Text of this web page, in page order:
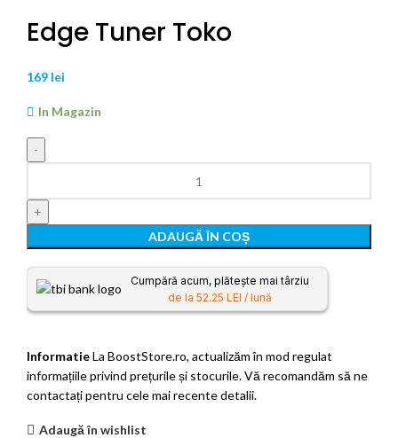
Edge Tuner Toko
169 lei
In Magazin
ADAUGĂ ÎN COȘ
Cumpără acum, plătește mai târziu
de la 52.25 LEI / lună
InformatieLa BoostStore.ro, actualizăm în mod regulat
informațiile privind prețurile și stocurile. Vă recomandăm să ne
contactați pentru cele mai recente detalii.
Adaugă în wishlist